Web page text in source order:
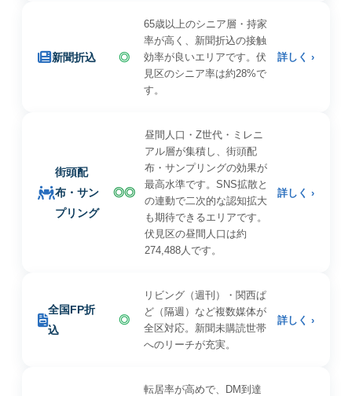
新聞折込 ◎
65歳以上のシニア層・持家
率が高く、新聞折込の接触
効率が良いエリアです。伏
見区のシニア率は約28%で
す。
詳しく ›
街頭配
布・サン
プリング
◎◎
昼間人口・Z世代・ミレニ
アル層が集積し、街頭配
布・サンプリングの効果が
最高水準です。SNS拡散と
の連動で二次的な認知拡大
も期待できるエリアです。
伏見区の昼間人口は約
274,488人です。
詳しく ›
全国FP折
込
◎
リビング（週刊）・関西ぱ
ど（隔週）など複数媒体が
全区対応。新聞未購読世帯
へのリーチが充実。
詳しく ›
転居率が高めで、DM到達